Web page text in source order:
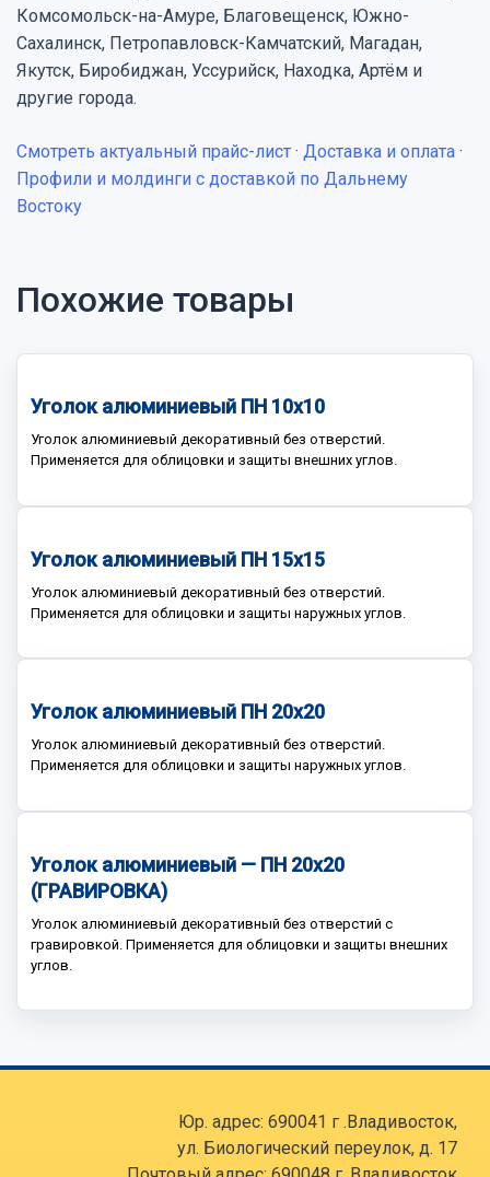
Комсомольск-на-Амуре, Благовещенск, Южно-
Сахалинск, Петропавловск-Камчатский, Магадан,
Якутск, Биробиджан, Уссурийск, Находка, Артём и
другие города.
Смотреть актуальный прайс-лист · Доставка и оплата ·
Профили и молдинги с доставкой по Дальнему
Востоку
Похожие товары
Уголок алюминиевый ПН 10х10
Уголок алюминиевый декоративный без отверстий.
Применяется для облицовки и защиты внешних углов.
Уголок алюминиевый ПН 15х15
Уголок алюминиевый декоративный без отверстий.
Применяется для облицовки и защиты наружных углов.
Уголок алюминиевый ПН 20х20
Уголок алюминиевый декоративный без отверстий.
Применяется для облицовки и защиты наружных углов.
Уголок алюминиевый — ПН 20х20
(ГРАВИРОВКА)
Уголок алюминиевый декоративный без отверстий с
гравировкой. Применяется для облицовки и защиты внешних
углов.
Юр. адрес: 690041 г .Владивосток,
ул. Биологический переулок, д. 17